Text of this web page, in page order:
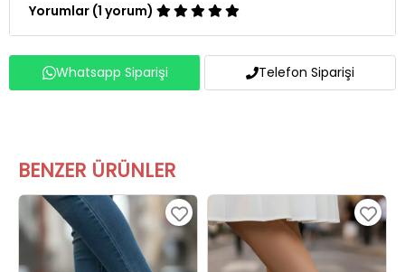
Yorumlar (1 yorum)
Whatsapp Siparişi Telefon Siparişi
BENZER ÜRÜNLER